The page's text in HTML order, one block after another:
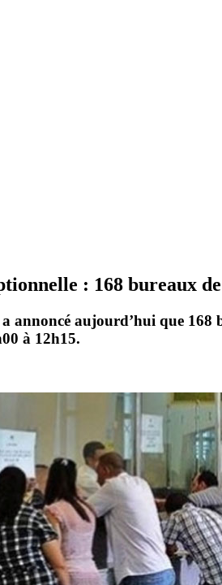
: 168 bureaux
annoncé aujourd’hui que 168
à 12h15.